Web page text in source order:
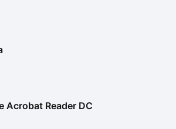
Acrobat Reader DC